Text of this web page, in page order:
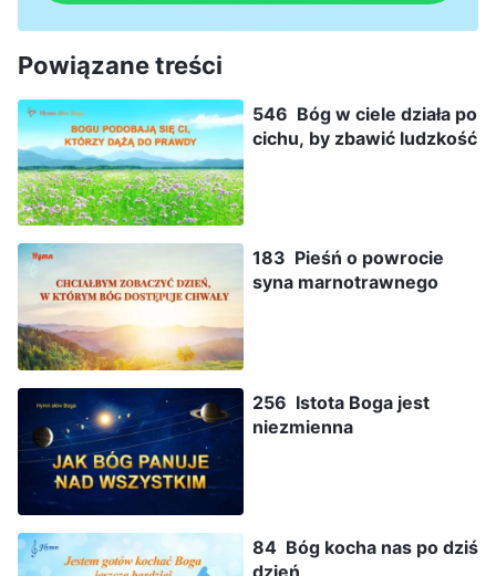
Powiązane treści
546 Bóg w ciele działa po
cichu, by zbawić ludzkość
183 Pieśń o powrocie
syna marnotrawnego
256 Istota Boga jest
niezmienna
84 Bóg kocha nas po dziś
dzień